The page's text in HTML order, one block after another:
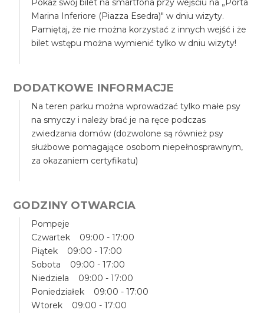
Pokaż swój bilet na smartfona przy wejściu na „Porta
Marina Inferiore (Piazza Esedra)" w dniu wizyty.
Pamiętaj, że nie można korzystać z innych wejść i że
bilet wstępu można wymienić tylko w dniu wizyty!
DODATKOWE INFORMACJE
Na teren parku można wprowadzać tylko małe psy
na smyczy i należy brać je na ręce podczas
zwiedzania domów (dozwolone są również psy
służbowe pomagające osobom niepełnosprawnym,
za okazaniem certyfikatu)
GODZINY OTWARCIA
Pompeje
Czwartek 09:00 - 17:00
Piątek 09:00 - 17:00
Sobota 09:00 - 17:00
Niedziela 09:00 - 17:00
Poniedziałek 09:00 - 17:00
Wtorek 09:00 - 17:00